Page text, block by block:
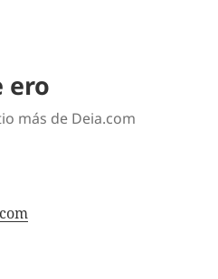
ero
más de Deia.com